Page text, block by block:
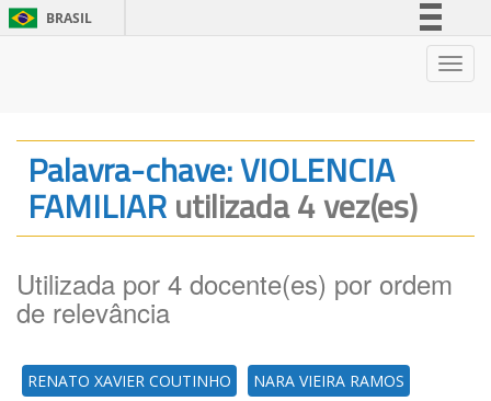
BRASIL
Legislação
Canais
Palavra-chave: VIOLENCIA
FAMILIARutilizada 4 vez(es)
Utilizada por 4 docente(es) por ordem
de relevância
RENATO XAVIER COUTINHO NARA VIEIRA RAMOS